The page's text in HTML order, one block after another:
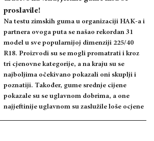
proslavile!
Na testu zimskih guma u organizaciji HAK-a i
partnera ovoga puta se našao rekordan 31
model u sve popularnijoj dimenziji 225/40
R18. Proizvodi su se mogli promatrati i kroz
tri cjenovne kategorije, a na kraju su se
najboljima očekivano pokazali oni skuplji i
poznatiji. Također, gume srednje cijene
pokazale su se uglavnom dobrima, a one
najjeftinije uglavnom su zaslužile loše ocjene